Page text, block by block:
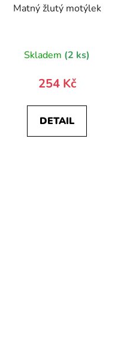
Matný žlutý motýlek
Skladem (2 ks)
254 Kč
DETAIL